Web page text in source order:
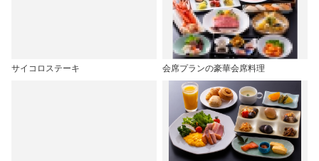
サイコロステーキ 会席プランの豪華会席料理